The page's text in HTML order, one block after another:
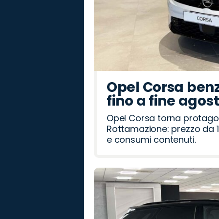
Opel Corsa
fino a fine
Opel Corsa torna
Rottamazione: prezzo da
e consumi contenuti.